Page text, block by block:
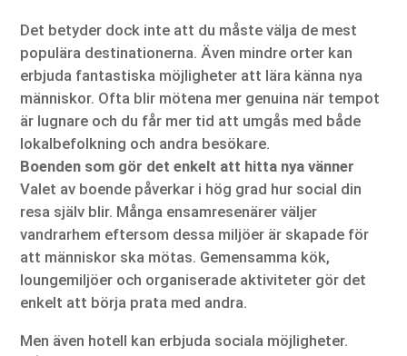
Det betyder dock inte att du måste välja de mest
populära destinationerna. Även mindre orter kan
erbjuda fantastiska möjligheter att lära känna nya
människor. Ofta blir mötena mer genuina när tempot
är lugnare och du får mer tid att umgås med både
lokalbefolkning och andra besökare.
Boenden som gör det enkelt att hitta nya vänner
Valet av boende påverkar i hög grad hur social din
resa själv blir. Många ensamresenärer väljer
vandrarhem eftersom dessa miljöer är skapade för
att människor ska mötas. Gemensamma kök,
loungemiljöer och organiserade aktiviteter gör det
enkelt att börja prata med andra.
Men även hotell kan erbjuda sociala möjligheter.